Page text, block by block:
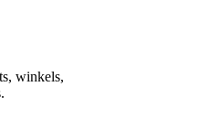
winkels,